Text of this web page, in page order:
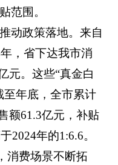
范围。
动政策落地。来自
，省下达我市消
元。这些“真金白
至年底，全市累计
额61.3亿元，补贴
2024年的1:6.6。
消费场景不断拓